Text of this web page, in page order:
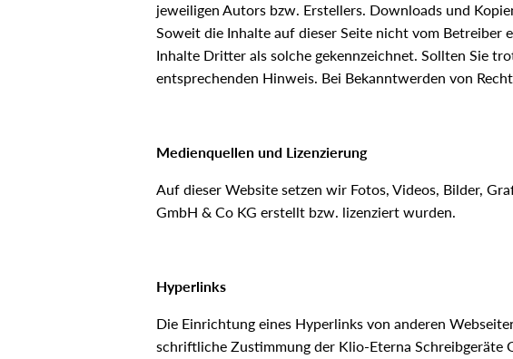
jeweiligen Autors bzw. Erstellers. Downloads und
Soweit die Inhalte auf dieser Seite nicht vom
Inhalte Dritter als solche gekennzeichnet. Sollten Sie
entsprechenden Hinweis. Bei Bekanntwerden von
Medienquellen und Lizenzierung
Auf dieser Website setzen wir Fotos, Videos, Bilder,
GmbH & Co KG erstellt bzw. lizenziert wurden.
Hyperlinks
Die Einrichtung eines Hyperlinks von anderen
schriftliche Zustimmung der Klio-Eterna Schreibgeräte